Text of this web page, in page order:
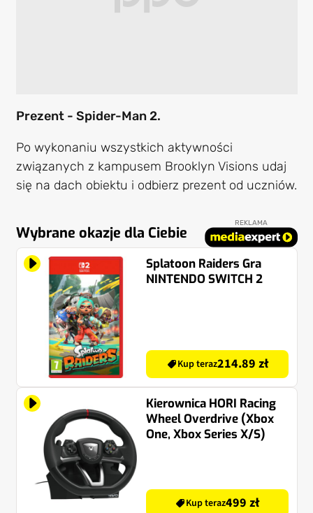
Prezent - Spider-Man 2.
Po wykonaniu wszystkich aktywności
związanych z kampusem Brooklyn Visions udaj
się na dach obiektu i odbierz prezent od uczniów.
Wybrane okazje dla Ciebie
REKLAMA
Splatoon Raiders Gra
NINTENDO SWITCH 2
Kup teraz214.89 zł
Kierownica HORI Racing
Wheel Overdrive (Xbox
One, Xbox Series X/S)
Kup teraz499 zł